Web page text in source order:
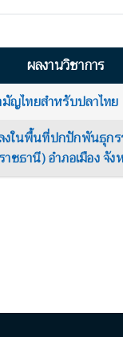
ผลงานวิชาการ
ญไทยสำหรับปลาไทย
งในพื้นที่ปกปักพันธุก
ธานี) อำภอเมือง จั